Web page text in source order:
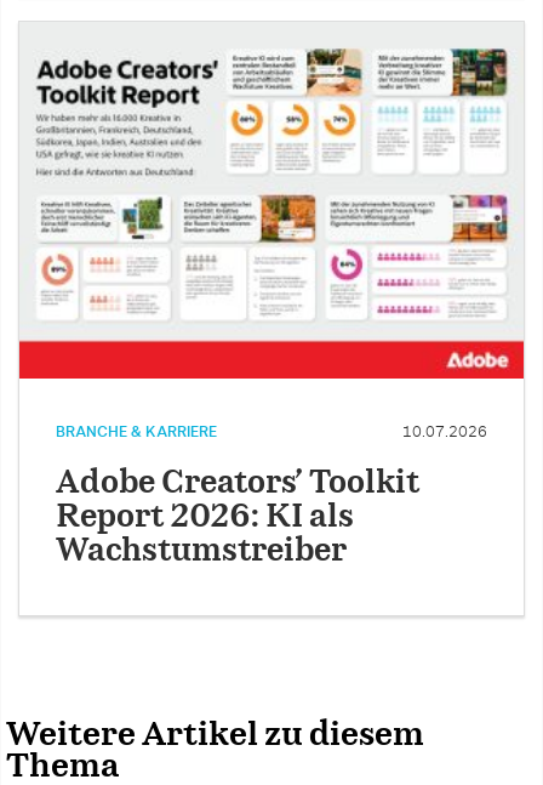
BRANCHE & KARRIERE 10.07.2026
Adobe Creators’ Toolkit
Report 2026: KI als
Wachstumstreiber
Weitere Artikel zu diesem
Thema